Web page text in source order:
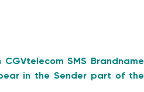
SMS Brandname
in the Sender part of the